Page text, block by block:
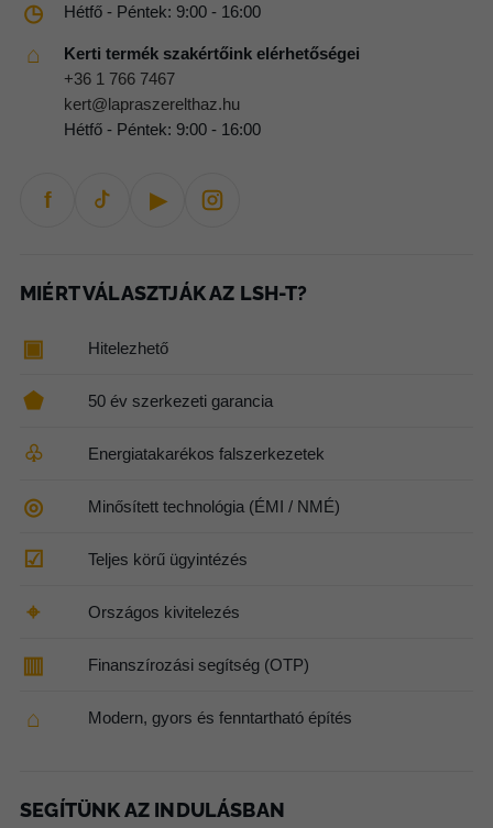
◷ Hétfő - Péntek: 9:00 - 16:00
⌂
Kerti termék szakértőink elérhetőségei
+36 1 766 7467
kert@lapraszerelthaz.hu
Hétfő - Péntek: 9:00 - 16:00
f ▶
MIÉRT VÁLASZTJÁK AZ LSH-T?
▣ Hitelezhető
⬟ 50 év szerkezeti garancia
♧ Energiatakarékos falszerkezetek
◎ Minősített technológia (ÉMI / NMÉ)
☑ Teljes körű ügyintézés
⌖ Országos kivitelezés
▥ Finanszírozási segítség (OTP)
⌂ Modern, gyors és fenntartható építés
SEGÍTÜNK AZ INDULÁSBAN